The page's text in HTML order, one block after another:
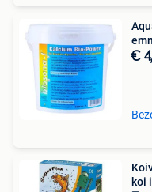
€
koi